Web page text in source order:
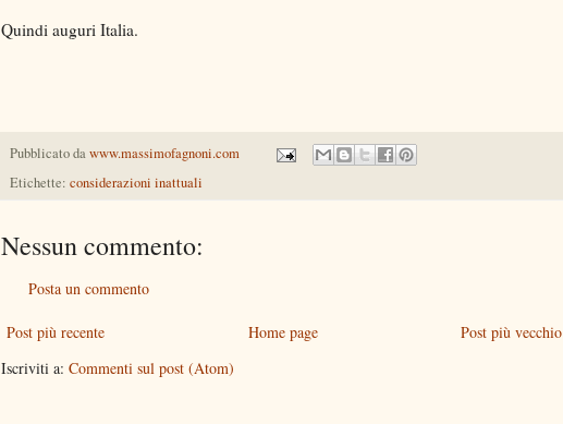
Quindi auguri Italia.
Pubblicato dawww.massimofagnoni.com
Etichette: considerazioni inattuali
Nessun commento:
Posta un commento
Post più recente Post più vecchio
Home page
Iscriviti a: Commenti sul post (Atom)